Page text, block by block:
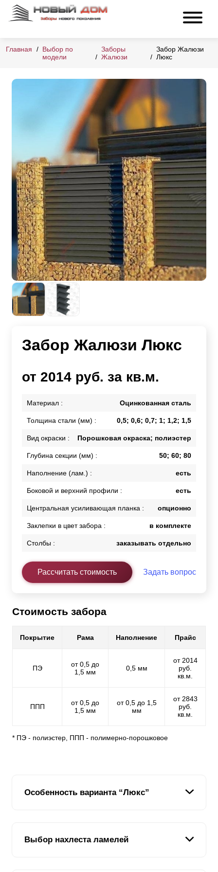
Главная
Выбор по
модели
Заборы
Жалюзи
Забор Жалюзи
Люкс
Забор Жалюзи Люкс
от 2014 руб. за кв.м.
Материал : Оцинкованная сталь
Толщина стали (мм) : 0,5; 0,6; 0,7; 1; 1,2; 1,5
Вид окраски : Порошковая окраска; полиэстер
Глубина секции (мм) : 50; 60; 80
Наполнение (лам.) : есть
Боковой и верхний профили : есть
Центральная усиливающая планка : опционно
Заклепки в цвет забора : в комплекте
Столбы : заказывать отдельно
Рассчитать стоимость Задать вопрос
Стоимость забора
Покрытие Рама Наполнение Прайс
ПЭ
от 0,5 до
1,5 мм
0,5 мм
от 2014
руб.
кв.м.
ППП
от 0,5 до
1,5 мм
от 0,5 до 1,5
мм
от 2843
руб.
кв.м.
* ПЭ - полиэстер, ППП - полимерно-порошковое
Особенность варианта “Люкс”
В отличии от предыдущих вариантов, которые
различались высотой ламели, но имели схожий Z-
Выбор нахлеста ламелей